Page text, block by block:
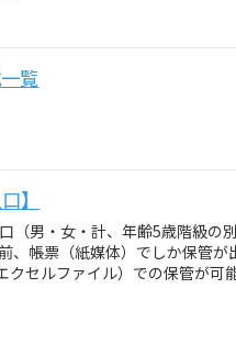
覧
】
（男・女・計、年齢5歳階級の
、帳票（紙媒体）でしか保管が
セルファイル）での保管が可